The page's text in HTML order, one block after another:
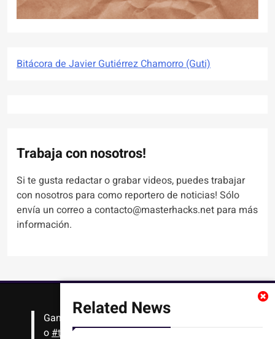
Related News
Bitácora de Javier Gutiérrez Chamorro (Guti)
Trabaja con nosotros!
Si te gusta redactar o grabar videos, puedes trabajar
con nosotros para como reportero de noticias! Sólo
envía un correo a contacto@masterhacks.net para más
información.
Gana #Bitcoin solo con leer artículos, noticias
o#tutoriales